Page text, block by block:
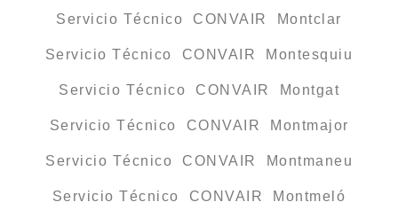
Servicio Técnico CONVAIR Montclar
Servicio Técnico CONVAIR Montesquiu
Servicio Técnico CONVAIR Montgat
Servicio Técnico CONVAIR Montmajor
Servicio Técnico CONVAIR Montmaneu
Servicio Técnico CONVAIR Montmeló